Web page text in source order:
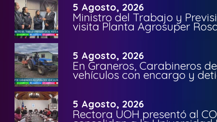
5 Agosto, 2026
Ministro del Trabajo y
visita Planta Agrosuper
5 Agosto, 2026
En Graneros, Carabineros
vehículos con encargo y
5 Agosto, 2026
Rectora UOH presentó al